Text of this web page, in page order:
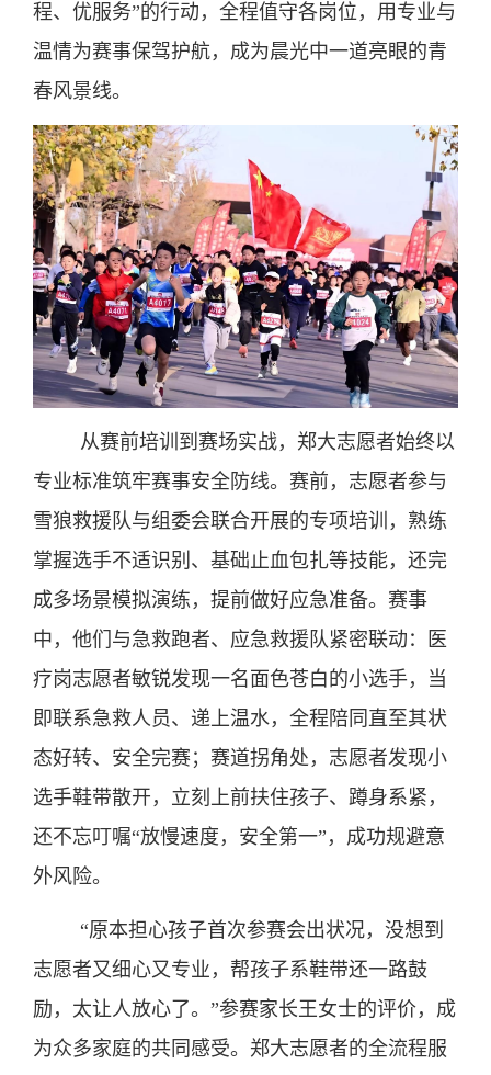
程、优服务”的行动，全程值守各岗位，用专业与
温情为赛事保驾护航，成为晨光中一道亮眼的青
春风景线。
从赛前培训到赛场实战，郑大志愿者始终以
专业标准筑牢赛事安全防线。赛前，志愿者参与
雪狼救援队与组委会联合开展的专项培训，熟练
掌握选手不适识别、基础止血包扎等技能，还完
成多场景模拟演练，提前做好应急准备。赛事
中，他们与急救跑者、应急救援队紧密联动：医
疗岗志愿者敏锐发现一名面色苍白的小选手，当
即联系急救人员、递上温水，全程陪同直至其状
态好转、安全完赛；赛道拐角处，志愿者发现小
选手鞋带散开，立刻上前扶住孩子、蹲身系紧，
还不忘叮嘱“放慢速度，安全第一”，成功规避意
外风险。
“原本担心孩子首次参赛会出状况，没想到
志愿者又细心又专业，帮孩子系鞋带还一路鼓
励，太让人放心了。”参赛家长王女士的评价，成
为众多家庭的共同感受。郑大志愿者的全流程服